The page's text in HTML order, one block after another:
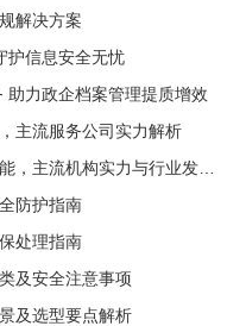
解决方案
护信息安全无忧
力政企档案管理提质增效
主流服务公司实力解析
流机构实力与行业发展解析
防护指南
处理指南
及安全注意事项
及选型要点解析